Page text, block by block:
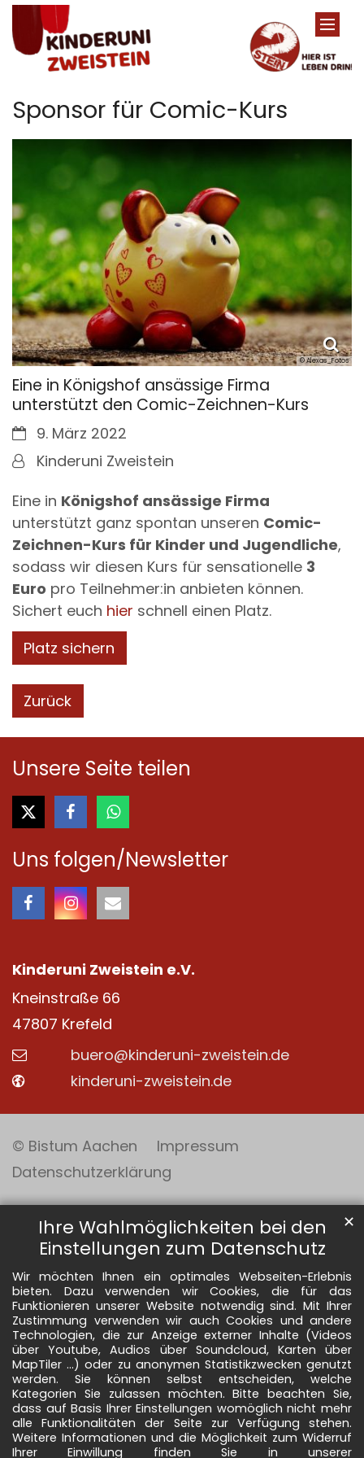
Ihre Wahlmöglichkeiten bei den
Einstellungen zum Datenschutz
Wir möchten Ihnen ein optimales Webseiten-Erlebnis
bieten. Dazu verwenden wir Cookies, die für das
Funktionieren unserer Website notwendig sind. Mit Ihrer
Zustimmung verwenden wir auch Cookies und andere
Technologien, die zur Anzeige externer Inhalte (Videos
über Youtube, Audios über Soundcloud, Karten über
MapTiler ...) oder zu anonymen Statistikzwecken genutzt
werden. Sie können selbst entscheiden, welche
Kategorien Sie zulassen möchten. Bitte beachten Sie,
dass auf Basis Ihrer Einstellungen womöglich nicht mehr
alle Funktionalitäten der Seite zur Verfügung stehen.
Weitere Informationen und die Möglichkeit zum Widerruf
Ihrer Einwillung finden Sie in unserer
✕
Zum Inhalt springen
Sponsor für Comic-Kurs
© Alexas_Fotos
Eine in Königshof ansässige Firma
unterstützt den Comic-Zeichnen-Kurs
Datum:9. März 2022
Von:Kinderuni Zweistein
Eine in Königshof ansässige Firma
unterstützt ganz spontan unseren Comic-
Zeichnen-Kurs für Kinder und Jugendliche,
sodass wir diesen Kurs für sensationelle 3
Euro pro Teilnehmer:in anbieten können.
Sichert euch hier schnell einen Platz.
Platz sichern
Zurück
Unsere Seite teilen
Uns folgen/Newsletter
Kinderuni Zweistein e.V.
Kneinstraße 66
47807 Krefeld
buero@kinderuni-zweistein.de
kinderuni-zweistein.de
© Bistum Aachen
Impressum
Datenschutzerklärung